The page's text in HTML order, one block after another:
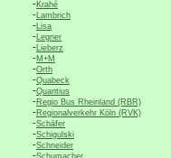
-Krahé
-Lambrich
-Lisa
-Legner
-Lieberz
-M+M
-Orth
-Quabeck
-Quantius
-Regio Bus Rheinland (RBR)
-Regionalverkehr Köln (RVK)
-Schäfer
-Schigulski
-Schneider
-Schumacher